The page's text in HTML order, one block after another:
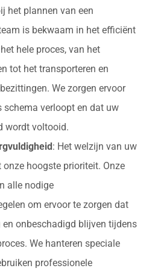
het plannen van een
is bekwaam in het efficiënt
hele proces, van het
tot het transporteren en
We zorgen ervoor
schema verloopt en dat uw
wordt voltooid.
: Het welzijn van uw
onze hoogste prioriteit. Onze
alle nodige
om ervoor te zorgen dat
onbeschadigd blijven tijdens
We hanteren speciale
professionele